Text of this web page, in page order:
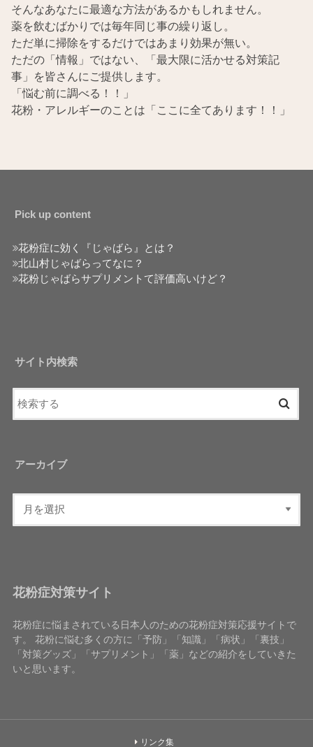
そんなあなたに最適な方法があるかもしれません。
薬を飲むばかりでは毎年同じ事の繰り返し。
ただ単に掃除をするだけではあまり効果が無い。
ただの「情報」ではない、「最大限に活かせる対策記
事」を皆さんにご提供します。
「悩む前に調べる！！」
花粉・アレルギーのことは「ここに全てあります！！」
Pick up content
花粉症に効く『じゃばら』とは？
北山村じゃばらってなに？
花粉じゃばらサプリメントて評価高いけど？
サイト内検索
アーカイブ
花粉症対策サイト
花粉症に悩まされている日本人のための花粉症対策応援サイトで
す。 花粉に悩む多くの方に「予防」「知識」「病状」「裏技」
「対策グッズ」「サプリメント」「薬」などの紹介をしていきた
いと思います。
リンク集